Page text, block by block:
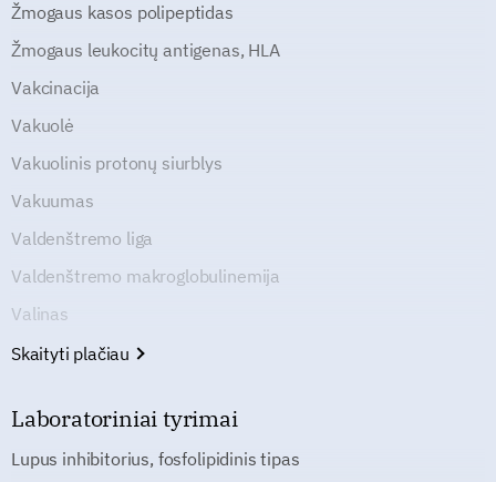
Žmogaus kasos polipeptidas
Žmogaus leukocitų antigenas, HLA
Vakcinacija
Vakuolė
Vakuolinis protonų siurblys
Vakuumas
Valdenštremo liga
Valdenštremo makroglobulinemija
Valinas
Skaityti plačiau
Laboratoriniai tyrimai
Lupus inhibitorius, fosfolipidinis tipas